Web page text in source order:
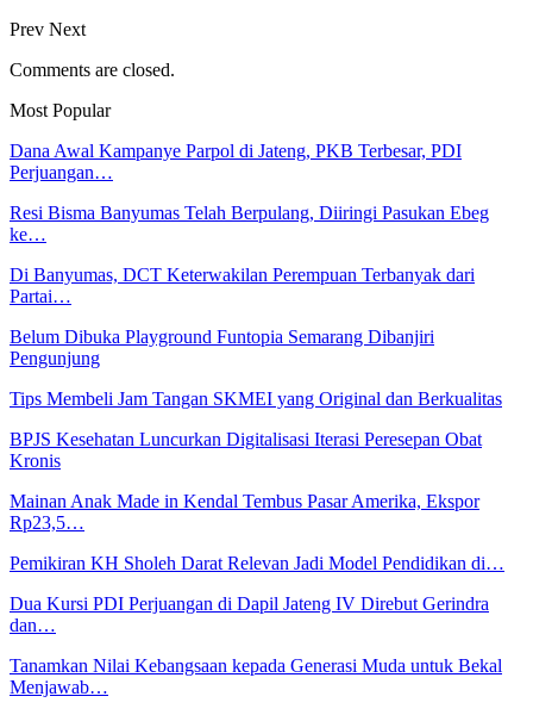
Prev Next
Comments are closed.
Most Popular
Dana Awal Kampanye Parpol di Jateng, PKB Terbesar, PDI
Perjuangan…
Resi Bisma Banyumas Telah Berpulang, Diiringi Pasukan Ebeg
ke…
Di Banyumas, DCT Keterwakilan Perempuan Terbanyak dari
Partai…
Belum Dibuka Playground Funtopia Semarang Dibanjiri
Pengunjung
Tips Membeli Jam Tangan SKMEI yang Original dan Berkualitas
BPJS Kesehatan Luncurkan Digitalisasi Iterasi Peresepan Obat
Kronis
Mainan Anak Made in Kendal Tembus Pasar Amerika, Ekspor
Rp23,5…
Pemikiran KH Sholeh Darat Relevan Jadi Model Pendidikan di…
Dua Kursi PDI Perjuangan di Dapil Jateng IV Direbut Gerindra
dan…
Tanamkan Nilai Kebangsaan kepada Generasi Muda untuk Bekal
Menjawab…